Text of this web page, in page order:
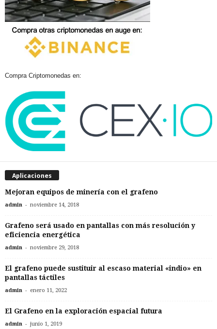
Compra Criptomonedas en:
Aplicaciones
Mejoran equipos de minería con el grafeno
admin - noviembre 14, 2018
Grafeno será usado en pantallas con más resolución y
eficiencia energética
admin - noviembre 29, 2018
El grafeno puede sustituir al escaso material «indio» en
pantallas táctiles
admin - enero 11, 2022
El Grafeno en la exploración espacial futura
admin - junio 1, 2019